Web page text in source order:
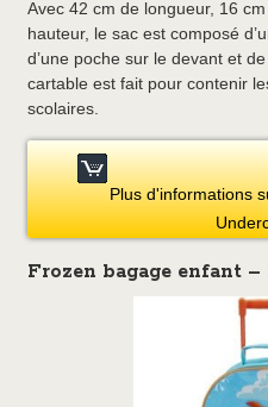
Avec 42 cm de longueur, 16
hauteur, le sac est composé
d’une poche sur le devant et
cartable est fait pour contenir
scolaires.
Plus d'informations
Frozen bagage enfant